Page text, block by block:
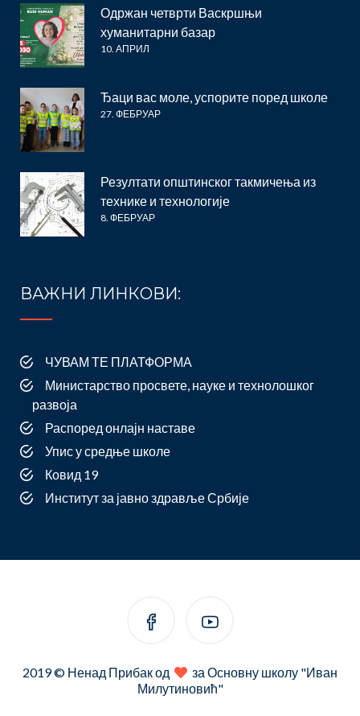
Одржан четврти Васкршњи
хуманитарни базар
10. АПРИЛ
Ђаци вас моле, успорите поред школе
27. ФЕБРУАР
Резултати општинског такмичења из
технике и технологије
8. ФЕБРУАР
ВАЖНИ ЛИНКОВИ:
ЧУВАМ ТЕ ПЛАТФОРМА
Министарство просвете, науке и технолошког
развоја
Распоред онлајн наставе
Упис у средње школе
Ковид 19
Институт за јавно здравље Србије
2019 © Ненад Прибак од
за Основну школу "Иван
Милутиновић"